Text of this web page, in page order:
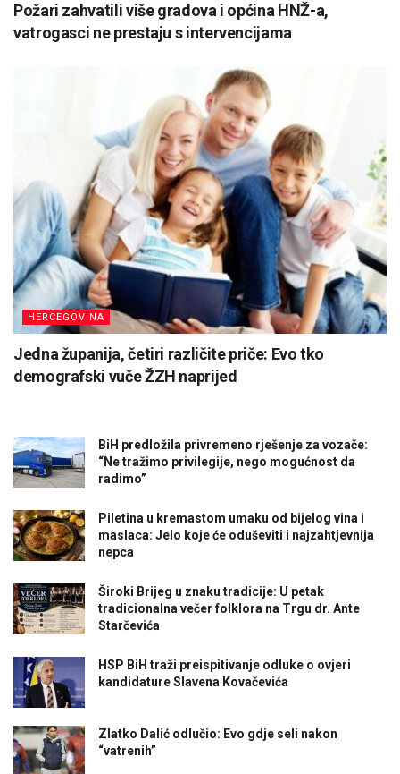
Požari zahvatili više gradova i općina HNŽ-a,
vatrogasci ne prestaju s intervencijama
HERCEGOVINA
Jedna županija, četiri različite priče: Evo tko
demografski vuče ŽZH naprijed
BiH predložila privremeno rješenje za vozače:
“Ne tražimo privilegije, nego mogućnost da
radimo”
Piletina u kremastom umaku od bijelog vina i
maslaca: Jelo koje će oduševiti i najzahtjevnija
nepca
Široki Brijeg u znaku tradicije: U petak
tradicionalna večer folklora na Trgu dr. Ante
Starčevića
HSP BiH traži preispitivanje odluke o ovjeri
kandidature Slavena Kovačevića
Zlatko Dalić odlučio: Evo gdje seli nakon
“vatrenih”